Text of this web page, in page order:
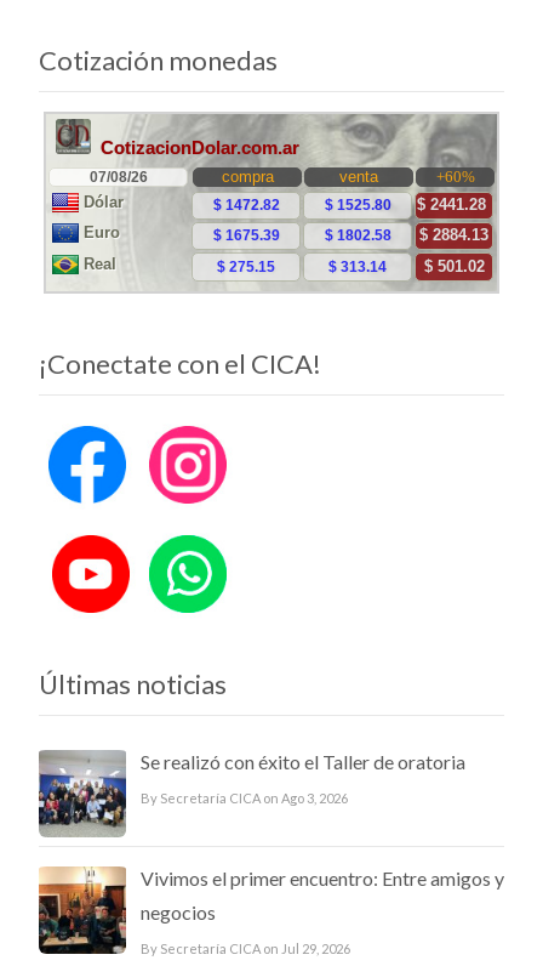
a
las
entradas
Cotización monedas
¡Conectate con el CICA!
Últimas noticias
Se realizó con éxito el Taller de oratoria
By Secretaría CICA on Ago 3, 2026
Vivimos el primer encuentro: Entre amigos y
negocios
By Secretaría CICA on Jul 29, 2026